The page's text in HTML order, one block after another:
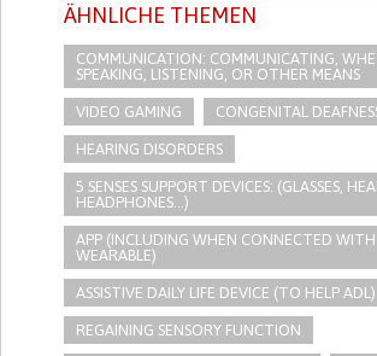
ÄHNLICHE THEMEN
COMMUNICATION: COMMUNICATING,
SPEAKING, LISTENING, OR OTHER MEANS
VIDEO GAMING CONGENITAL
HEARING DISORDERS
5 SENSES SUPPORT DEVICES: (GLASSES,
HEADPHONES...)
APP (INCLUDING WHEN CONNECTED WITH
WEARABLE)
ASSISTIVE DAILY LIFE DEVICE (TO HELP ADL)
REGAINING SENSORY FUNCTION